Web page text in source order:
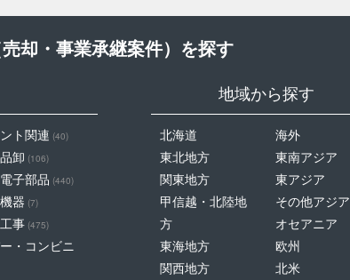
却・事業承継案件）を探す
ト関連 (40)
卸 (106)
子部品 (440)
器 (7)
事 (475)
・コンビニ
地域から探す
北海道
東北地方
関東地方
甲信越・北陸地
方
東海地方
関西地方
海外
東南アジア
東アジア
その他アジア
オセアニア
欧州
北米